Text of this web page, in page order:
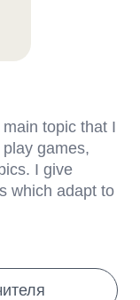
topic that I
games,
I give
which adapt to